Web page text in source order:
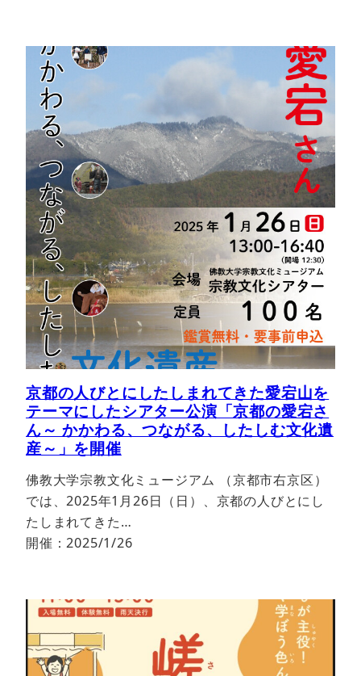
京都の人びとにしたしまれてきた愛宕山を
テーマにしたシアター公演「京都の愛宕さ
ん～ かかわる、つながる、したしむ文化遺
産～」を開催
佛教大学宗教文化ミュージアム （京都市右京区）
では、2025年1月26日（日）、京都の人びとにし
たしまれてきた…
開催：2025/1/26